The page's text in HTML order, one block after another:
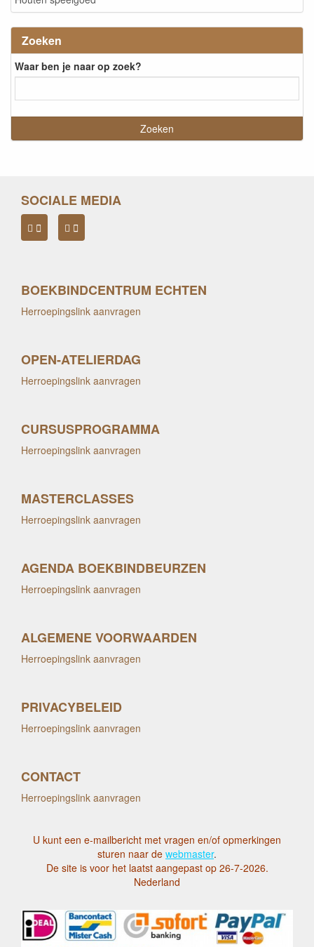
Zoeken
Waar ben je naar op zoek?
SOCIALE MEDIA
BOEKBINDCENTRUM ECHTEN
Herroepingslink aanvragen
OPEN-ATELIERDAG
Herroepingslink aanvragen
CURSUSPROGRAMMA
Herroepingslink aanvragen
MASTERCLASSES
Herroepingslink aanvragen
AGENDA BOEKBINDBEURZEN
Herroepingslink aanvragen
ALGEMENE VOORWAARDEN
Herroepingslink aanvragen
PRIVACYBELEID
Herroepingslink aanvragen
CONTACT
Herroepingslink aanvragen
U kunt een e-mailbericht met vragen en/of opmerkingen
sturen naar de webmaster.
De site is voor het laatst aangepast op 26-7-2026.
Nederland